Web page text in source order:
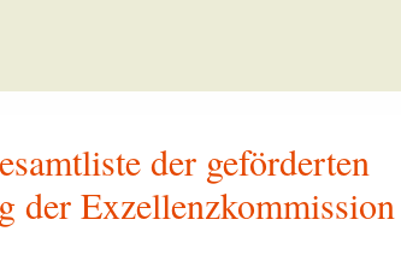
der geförderten
der Exzellenzkommission